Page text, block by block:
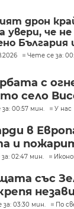
дрон
увери, че
България
Чете се за:
с
село
00:57 мин. У нас
в
и
02:47 мин.
със
за: 03:30 мин. По